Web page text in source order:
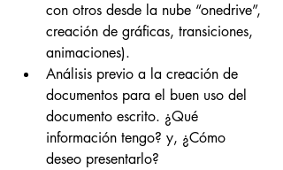
con otros desde la nube “onedrive”,
creación de gráficas, transiciones,
animaciones).
Análisis previo a la creación de
documentos para el buen uso del
documento escrito. ¿Qué
información tengo? y, ¿Cómo
deseo presentarlo?